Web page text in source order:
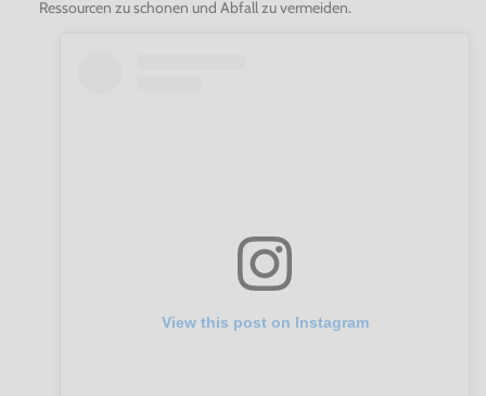
Ressourcen zu schonen und Abfall zu vermeiden.
View this post on Instagram